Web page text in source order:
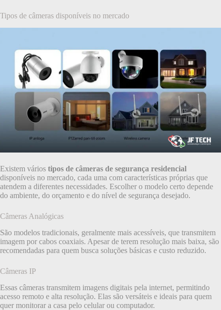
Tipos de câmeras disponíveis no mercado
Existem vários tipos de câmeras de segurança residencial
disponíveis no mercado, cada uma com características próprias que
atendem a diferentes necessidades. Escolher o modelo certo depende
do ambiente, do orçamento e do nível de segurança desejado.
Câmeras Analógicas
São modelos tradicionais, geralmente mais acessíveis, que transmitem
imagem por cabos coaxiais. Apesar de terem resolução mais baixa, são
recomendadas para quem busca soluções básicas e custo reduzido.
Câmeras IP
Essas câmeras transmitem imagens digitais pela internet, permitindo
acesso remoto e alta resolução. Elas são versáteis e ideais para quem
quer monitorar a casa pelo celular ou computador.